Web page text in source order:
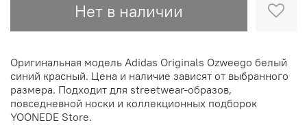
Нет в наличии
Оригинальная модель Adidas Originals Ozweego белый
синий красный. Цена и наличие зависят от выбранного
размера. Подходит для streetwear-образов,
повседневной носки и коллекционных подборок
YOONEDE Store.